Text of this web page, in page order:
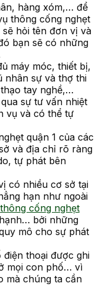
hàng xóm,… để
thông cống nghẹt
hỏi tên đơn vị và
bạn sẽ có những
máy móc, thiết bị,
nhân sự và thợ thi
tay nghề,…
sự tư vấn nhiệt
vụ và có thể tự
quận 1 của các
và địa chỉ rõ ràng
tự phát bên
có nhiều cơ sở tại
hạn như ngoài
thông cống nghẹt
bởi những
mô cho sự phát
điện thoại được ghi
mọi con phố… vì
mà chúng ta cần